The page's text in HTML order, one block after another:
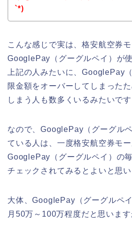
`*)
こんな感じで実は、格安航空券
GooglePay（グーグルペイ）が
上記の人みたいに、GooglePay
限金額をオーバーしてしまった
しまう人も数多くいるみたいです
なので、GooglePay（グーグル
ている人は、一度格安航空券モ
GooglePay（グーグルペイ）の
チェックされてみるとよいと思
大体、GooglePay（グーグルペ
月50万～100万程度だと思います